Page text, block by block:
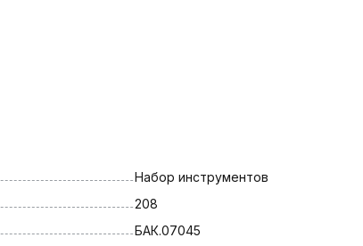
Набор инструментов
208
БАК.07045